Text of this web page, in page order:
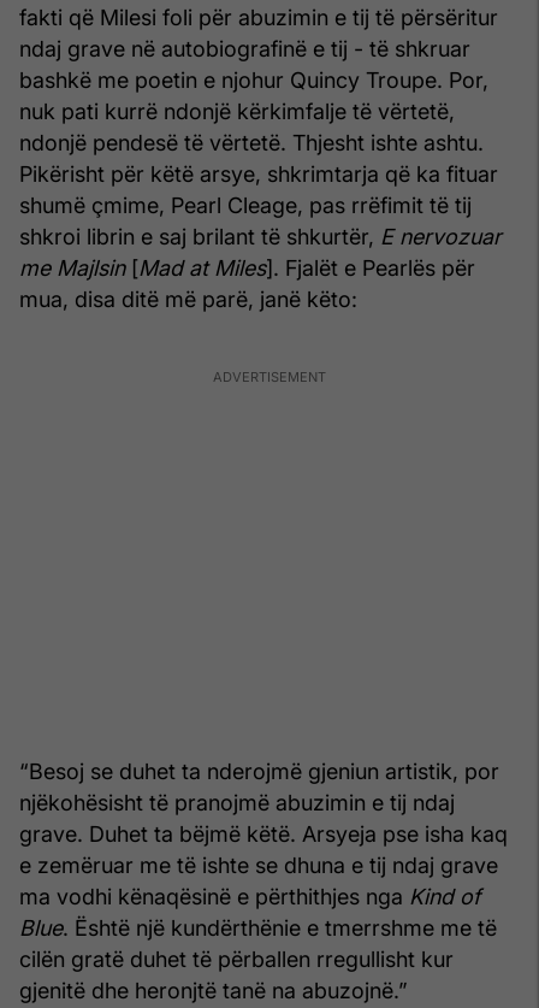
fakti që Milesi foli për abuzimin e tij të përsëritur
ndaj grave në autobiografinë e tij - të shkruar
bashkë me poetin e njohur Quincy Troupe. Por,
nuk pati kurrë ndonjë kërkimfalje të vërtetë,
ndonjë pendesë të vërtetë. Thjesht ishte ashtu.
Pikërisht për këtë arsye, shkrimtarja që ka fituar
shumë çmime, Pearl Cleage, pas rrëfimit të tij
shkroi librin e saj brilant të shkurtër, E nervozuar
me Majlsin[Mad at Miles]. Fjalët e Pearlës për
mua, disa ditë më parë, janë këto:
“Besoj se duhet ta nderojmë gjeniun artistik, por
njëkohësisht të pranojmë abuzimin e tij ndaj
grave. Duhet ta bëjmë këtë. Arsyeja pse isha kaq
e zemëruar me të ishte se dhuna e tij ndaj grave
ma vodhi kënaqësinë e përthithjes nga Kind of
Blue. Është një kundërthënie e tmerrshme me të
cilën gratë duhet të përballen rregullisht kur
gjenitë dhe heronjtë tanë na abuzojnë.”